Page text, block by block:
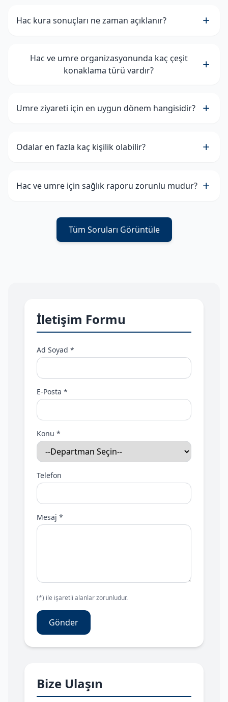
Hac kura sonuçları ne zaman açıklanır?
Hac ve umre organizasyonunda kaç çeşit
konaklama türü vardır?
Umre ziyareti için en uygun dönem hangisidir?
Odalar en fazla kaç kişilik olabilir?
Hac ve umre için sağlık raporu zorunlu mudur?
Tüm Soruları Görüntüle
İletişim Formu
Ad Soyad *
E-Posta *
Konu *
Telefon
Mesaj *
(*) ile işaretli alanlar zorunludur.
Gönder
Bize Ulaşın